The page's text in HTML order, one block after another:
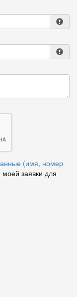
(имя, номер
моей заявки для